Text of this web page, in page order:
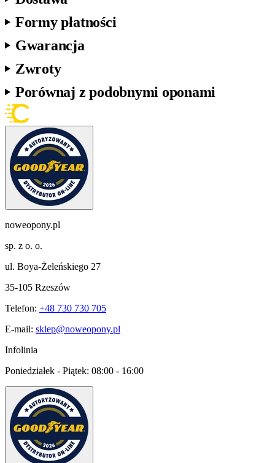
Formy płatności
Gwarancja
Zwroty
Porównaj z podobnymi oponami
noweopony.pl
sp. z o. o.
ul. Boya-Żeleńskiego 27
35-105 Rzeszów
Telefon: +48 730 730 705
E-mail: sklep@noweopony.pl
Infolinia
Poniedziałek - Piątek: 08:00 - 16:00